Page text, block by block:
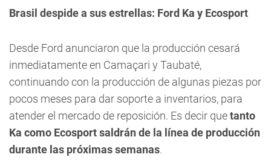
Brasil despide a sus estrellas: Ford Ka y Ecosport
Desde Ford anunciaron que la producción cesará
inmediatamente en Camaçari y Taubaté,
continuando con la producción de algunas piezas por
pocos meses para dar soporte a inventarios, para
atender el mercado de reposición. Es decir quetanto
Ka como Ecosport saldrán de la línea de producción
durante las próximas semanas.